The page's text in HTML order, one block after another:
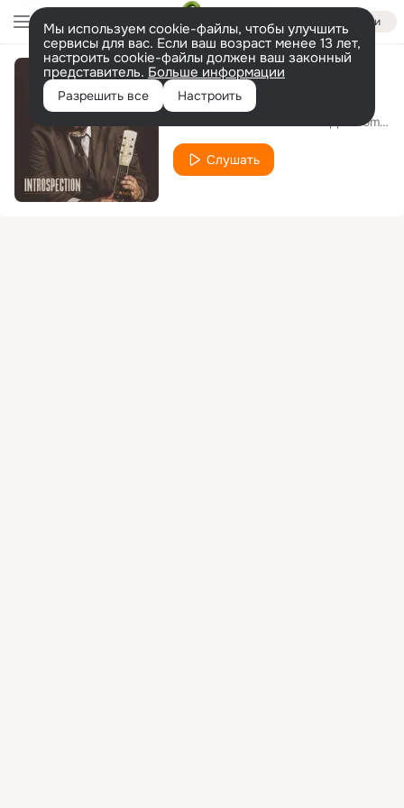
Войти
Мы используем cookie-файлы, чтобы улучшить
сервисы для вас. Если ваш возраст менее 13 лет,
настроить cookie-файлы должен ваш законный
представитель. Больше информации
Разрешить все Настроить
Wild Unrest
Philippe Pompon
Слушать